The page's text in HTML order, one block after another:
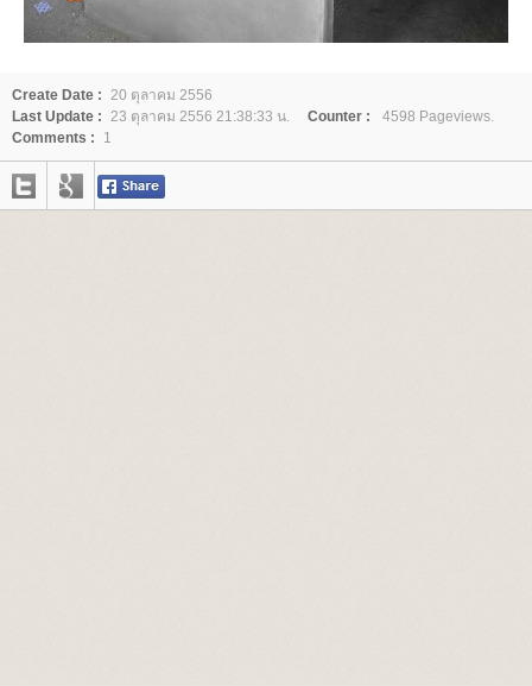
Create Date :
20 ตุลาคม 2556
Last Update :
23 ตุลาคม 2556 21:38:33 น. Counter :
4598 Pageviews.
Comments :
1